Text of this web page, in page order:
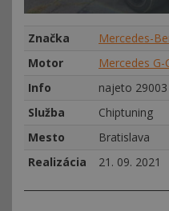
Značka
Mercedes-
Motor
Mercedes
Info
najeto
Služba
Chiptuning
Mesto
Bratislava
Realizácia
21. 09. 2021